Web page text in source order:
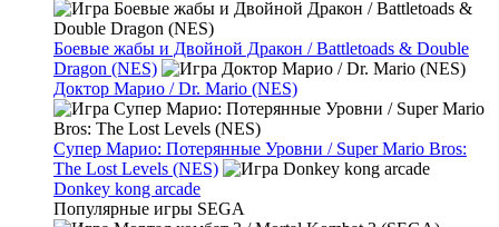
Боевые жабы и Двойной Дракон / Battletoads & Double
Dragon (NES)
Доктор Марио / Dr. Mario (NES)
Супер Марио: Потерянные Уровни / Super Mario Bros:
The Lost Levels (NES)
Donkey kong arcade
Популярные игры SEGA